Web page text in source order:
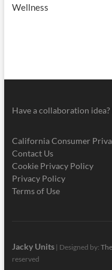
Wellness
Have a collaboration idea?
California Consumer
Contact Us
Cookie Privacy Policy
Privacy Policy
Terms of Use
Jacky Units| Designed by:
reserved